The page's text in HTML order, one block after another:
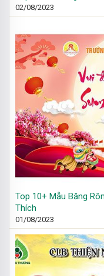
02/08/2023
Top 10+ Mẫu Băng
Thích
01/08/2023